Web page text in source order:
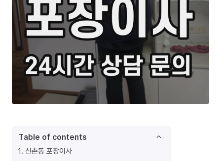
Table of contents
1. 신촌동 포장이사